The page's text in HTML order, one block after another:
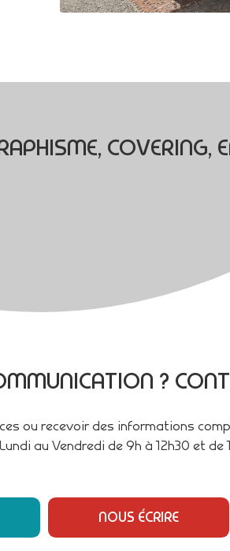
COVERING,
?
ou recevoir des informations
au Vendredi de 9h à 12h30 et de
NOUS ÉCRIRE